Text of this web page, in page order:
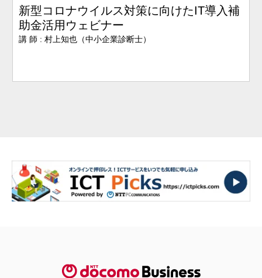
新型コロナウイルス対策に向けたIT導入補
助金活用ウェビナー
講 師 : 村上知也（中小企業診断士）